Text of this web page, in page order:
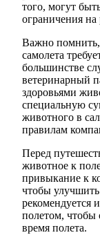
того, могут
ограничения
Важно помнить,
самолета
большинстве
ветеринарный
здоровьями
специальную
животного в
правилам
Перед
животное к
привыкание к
чтобы
рекомендуется
полетом, чтобы
время полета.